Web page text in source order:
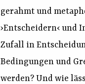
gerahmt und
›Entscheidern‹ und
Zufall in
Bedingungen und
werden? Und wie